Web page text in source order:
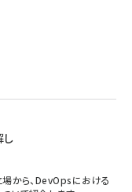
から、DevOpsにおける